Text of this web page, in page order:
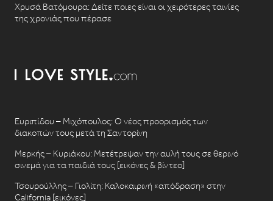
Χρυσά Βατόμουρα: Δείτε ποιες είναι οι χειρότερες ταινίες
της χρονιάς που πέρασε
Ευριπίδου – Μιχόπουλος: Ο νέος προορισμός των
διακοπών τους μετά τη Σαντορίνη
Μερκής – Κυριάκου: Μετέτρεψαν την αυλή τους σε θερινό
σινεμά για τα παιδιά τους [εικόνες & βίντεο]
Τσουρούλλης – Γιολίτη: Καλοκαιρινή «απόδραση» στην
California [εικόνες]